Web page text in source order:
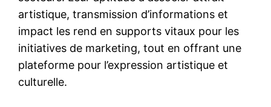
artistique, transmission d’informations et
impact les rend en supports vitaux pour les
initiatives de marketing, tout en offrant une
plateforme pour l’expression artistique et
culturelle.